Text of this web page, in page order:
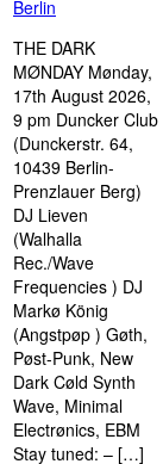
Berlin
THE DARK
MØNDAY Mønday,
17th August 2026,
9 pm Duncker Club
(Dunckerstr. 64,
10439 Berlin-
Prenzlauer Berg)
DJ Lieven
(Walhalla
Rec./Wave
Frequencies ) DJ
Markø König
(Angstpøp ) Gøth,
Pøst-Punk, New
Dark Cøld Synth
Wave, Minimal
Electrønics, EBM
Stay tuned: – […]